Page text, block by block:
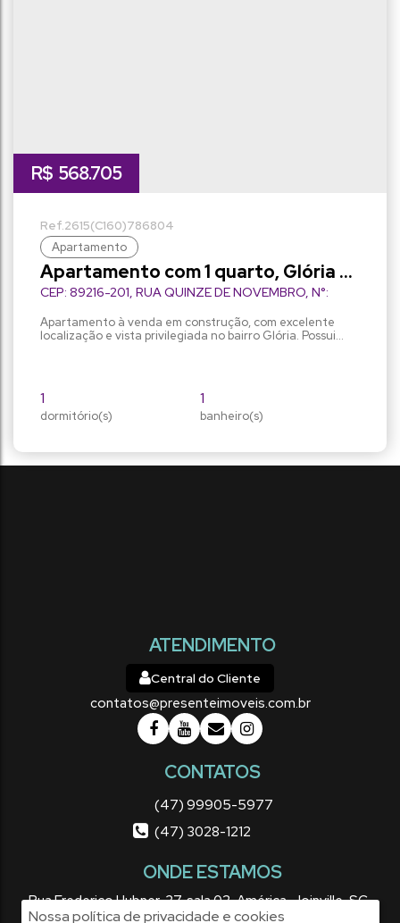
Nossa política de privacidade e cookies
R$ 568.705
Apartamento com 1 quarto, Glória -
Joinville
Apartamento
2615(C160)786804
CEP: 89216-201 RUA QUINZE DE NOVEMBRO N°:
Brasil
1
dormitório(s)
1
banheiro(s)
privativo: total:
1
Apartamento à venda em construção, com excelente
localização e vista privilegiada no bairro Glória. Possui
de 2ª vaga de garagem). O apartamento será entregue
com...
ATENDIMENTO
Central do Cliente
contatos@presenteimoveis.com.br
CONTATOS
(47) 99905-5977
(47) 3028-1212
ONDE ESTAMOS
Rua Frederico Hubner,37,sala 02,América,Joinville,SC,